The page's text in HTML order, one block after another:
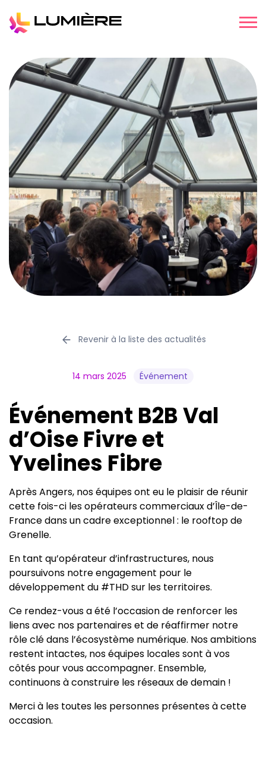
Revenir à la liste des actualités
14 mars 2025 Événement
Événement B2B Val
d’Oise Fivre et
Yvelines Fibre
Après Angers, nos équipes ont eu le plaisir de réunir
cette fois-ci les opérateurs commerciaux d’Île-de-
France dans un cadre exceptionnel : le rooftop de
Grenelle.
En tant qu’opérateur d’infrastructures, nous
poursuivons notre engagement pour le
développement du #THD sur les territoires.
Ce rendez-vous a été l’occasion de renforcer les
liens avec nos partenaires et de réaffirmer notre
rôle clé dans l’écosystème numérique. Nos ambitions
restent intactes, nos équipes locales sont à vos
côtés pour vous accompagner. Ensemble,
continuons à construire les réseaux de demain !
Merci à les toutes les personnes présentes à cette
occasion.